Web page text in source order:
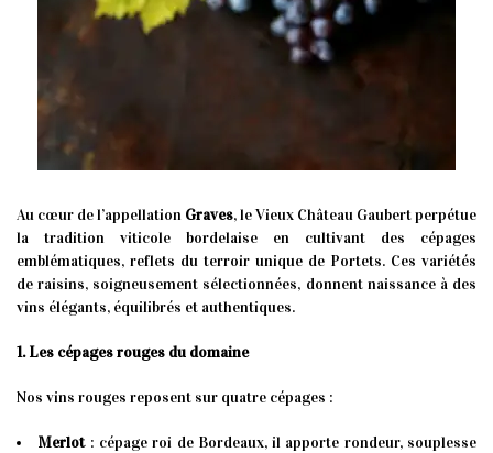
Au cœur de l’appellation Graves, le Vieux Château Gaubert perpétue
la tradition viticole bordelaise en cultivant des cépages
emblématiques, reflets du terroir unique de Portets. Ces variétés
de raisins, soigneusement sélectionnées, donnent naissance à des
vins élégants, équilibrés et authentiques.
1. Les cépages rouges du domaine
Nos vins rouges reposent sur quatre cépages :
Merlot: cépage roi de Bordeaux, il apporte rondeur, souplesse